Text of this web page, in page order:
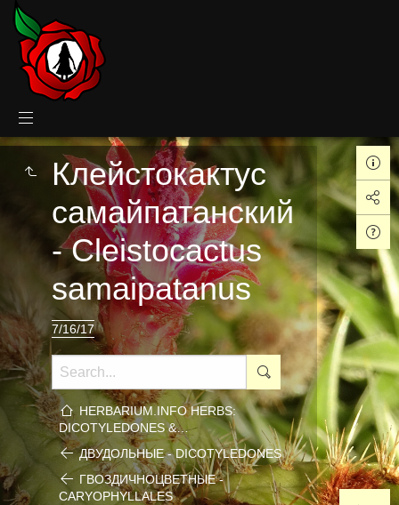
Клейстокактус
самайпатанский
- Cleistocactus
samaipatanus
7/16/17
HERBARIUM.INFO HERBS:
DICOTYLEDONES &…
ДВУДОЛЬНЫЕ - DICOTYLEDONES
ГВОЗДИЧНОЦВЕТНЫЕ -
CARYOPHYLLALES